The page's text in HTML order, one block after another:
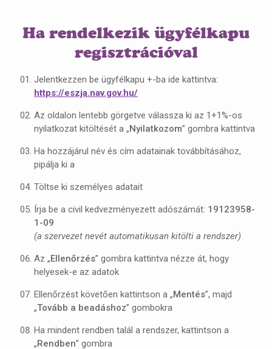
Ha rendelkezik ügyfélkapu
regisztrációval
Jelentkezzen be ügyfélkapu +-ba ide kattintva:
https://eszja.nav.gov.hu/
Az oldalon lentebb görgetve válassza ki az 1+1%-os
nyilatkozat kitöltését a „Nyilatkozom” gombra kattintva
Ha hozzájárul név és cím adatainak továbbításához,
pipálja ki a
Töltse ki személyes adatait
Írja be a civil kedvezményezett adószámát: 19123958-
1-09
(a szervezet nevét automatikusan kitölti a rendszer)
Az „Ellenőrzés” gombra kattintva nézze át, hogy
helyesek-e az adatok
Ellenőrzést követően kattintson a „Mentés”, majd
„Tovább a beadáshoz” gombokra
Ha mindent rendben talál a rendszer, kattintson a
„Rendben” gombra